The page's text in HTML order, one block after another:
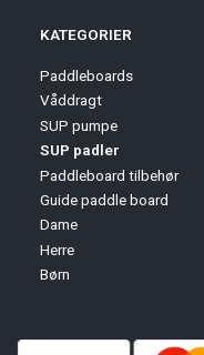
KATEGORIER
Paddleboards
Våddragt
SUP pumpe
SUP padler
Paddleboard tilbehør
Guide paddle board
Dame
Herre
Børn